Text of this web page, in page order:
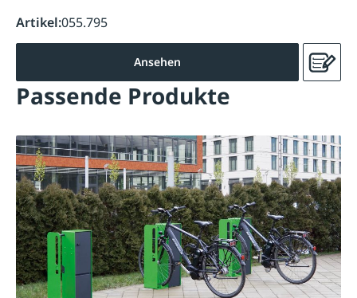
Artikel:055.795
Ansehen
Passende Produkte